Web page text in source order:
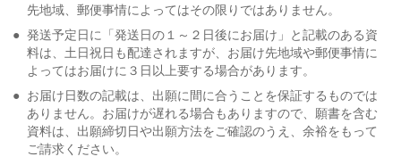
先地域、郵便事情によってはその限りではありません。
● 発送予定日に「発送日の１～２日後にお届け」と記載のある資
料は、土日祝日も配達されますが、お届け先地域や郵便事情に
よってはお届けに３日以上要する場合があります。
● お届け日数の記載は、出願に間に合うことを保証するものでは
ありません。お届けが遅れる場合もありますので、願書を含む
資料は、出願締切日や出願方法をご確認のうえ、余裕をもって
ご請求ください。